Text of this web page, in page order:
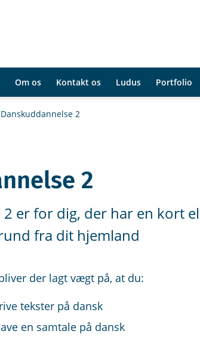
Om os Kontakt os Ludus Portfolio
Dansk­uddannelse 2
2
er for dig, der har en kort
fra dit hjemland
der lagt vægt på, at du:
tekster på dansk
en samtale på dansk